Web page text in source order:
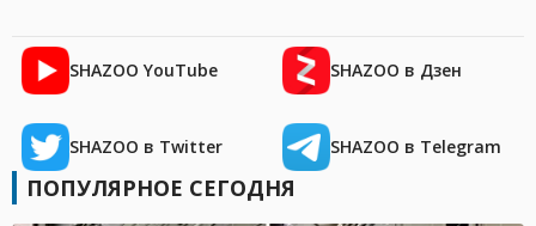
SHAZOO YouTube SHAZOO в Дзен
SHAZOO в Twitter SHAZOO в Telegram
ПОПУЛЯРНОЕ СЕГОДНЯ